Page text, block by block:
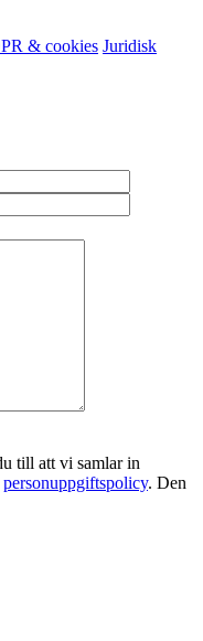
& cookies Juridisk
till att vi samlar in
personuppgiftspolicy. Den